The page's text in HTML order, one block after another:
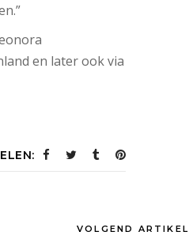
en later ook via
VOLGEND ARTIKEL